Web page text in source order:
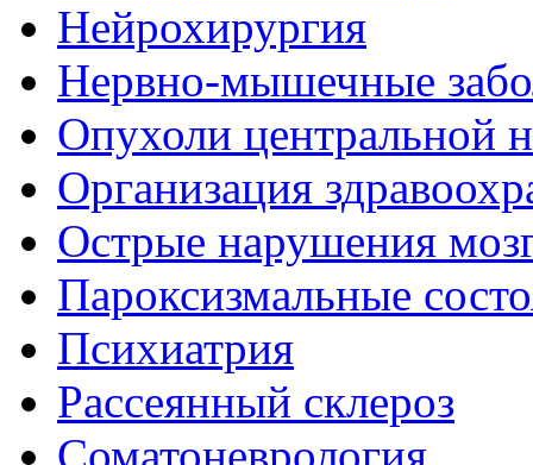
Нейрохирургия
Нервно-мышечные
Опухоли центральной
Организация
Острые нарушения
Пароксизмальные
Психиатрия
Рассеянный склероз